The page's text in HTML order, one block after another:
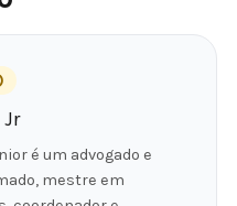
Jr
é um advogado e
mestre em